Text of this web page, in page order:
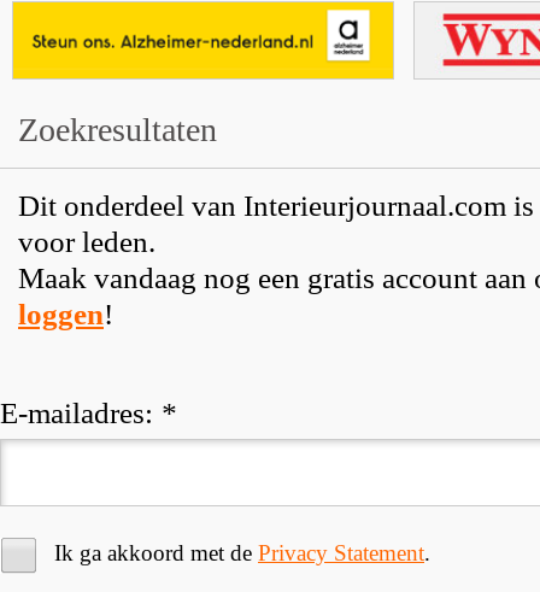
Zoekresultaten
Dit onderdeel van Interieurjournaal.com
voor leden.
Maak vandaag nog een gratis account
loggen!
E-mailadres: *
Ik ga akkoord met de Privacy Statement.